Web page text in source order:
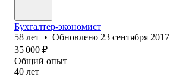
Бухгалтер-экономист
58 лет • Обновлено 23 сентября 2017
35 000 ₽
Общий опыт
40 лет